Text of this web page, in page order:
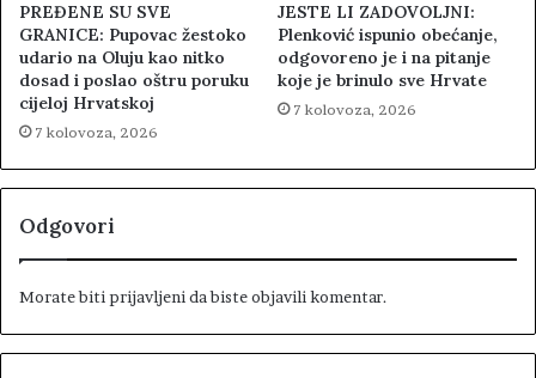
PREĐENE SU SVE
GRANICE: Pupovac žestoko
udario na Oluju kao nitko
dosad i poslao oštru poruku
cijeloj Hrvatskoj
7 kolovoza, 2026
JESTE LI ZADOVOLJNI:
Plenković ispunio obećanje,
odgovoreno je i na pitanje
koje je brinulo sve Hrvate
7 kolovoza, 2026
Odgovori
Morate biti prijavljeni da biste objavili komentar.